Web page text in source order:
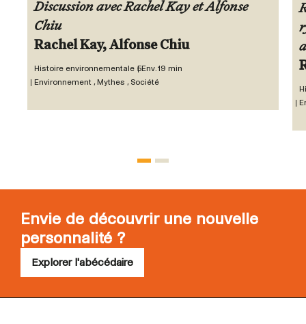
Discussion avec Rachel Kay et Alfonse
Chiu
Rachel Kay, Alfonse Chiu
Histoire environnementale 5Env. 19 min
Environnement , Mythes , Société
Envie de découvrir une nouvelle
personnalité ?
Explorer l'abécédaire